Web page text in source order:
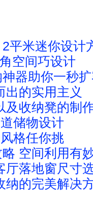
平米迷你设计
空间巧设计
器助你一秒
出的实用主义
及收纳凳的制
储物设计
格任你挑
空间利用有
厅落地窗尺寸
纳的完美解决